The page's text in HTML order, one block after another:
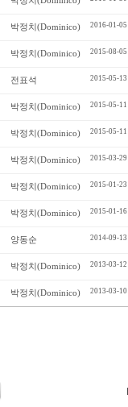
박정치(Dominico) 2016-01-05
박정치(Dominico) 2015-08-05
전표석 2015-05-13
박정치(Dominico) 2015-05-11
박정치(Dominico) 2015-05-11
박정치(Dominico) 2015-03-29
박정치(Dominico) 2015-01-23
박정치(Dominico) 2015-01-16
양동순 2014-09-13
박정치(Dominico) 2013-03-12
박정치(Dominico) 2013-03-10